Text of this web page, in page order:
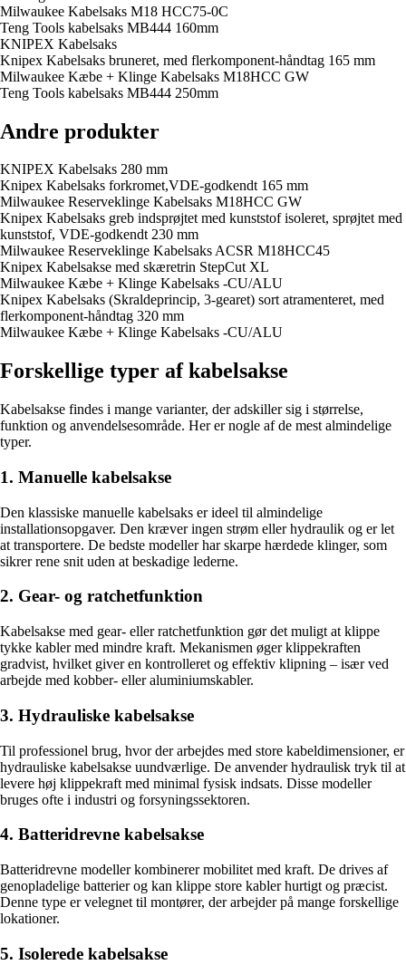
Milwaukee Kabelsaks M18 HCC75-0C
Teng Tools kabelsaks MB444 160mm
KNIPEX Kabelsaks
Knipex Kabelsaks bruneret, med flerkomponent-håndtag 165 mm
Milwaukee Kæbe + Klinge Kabelsaks M18HCC GW
Teng Tools kabelsaks MB444 250mm
Andre produkter
KNIPEX Kabelsaks 280 mm
Knipex Kabelsaks forkromet,VDE-godkendt 165 mm
Milwaukee Reserveklinge Kabelsaks M18HCC GW
Knipex Kabelsaks greb indsprøjtet med kunststof isoleret, sprøjtet med
kunststof, VDE-godkendt 230 mm
Milwaukee Reserveklinge Kabelsaks ACSR M18HCC45
Knipex Kabelsakse med skæretrin StepCut XL
Milwaukee Kæbe + Klinge Kabelsaks -CU/ALU
Knipex Kabelsaks (Skraldeprincip, 3-gearet) sort atramenteret, med
flerkomponent-håndtag 320 mm
Milwaukee Kæbe + Klinge Kabelsaks -CU/ALU
Forskellige typer af kabelsakse
Kabelsakse findes i mange varianter, der adskiller sig i størrelse,
funktion og anvendelsesområde. Her er nogle af de mest almindelige
typer.
1. Manuelle kabelsakse
Den klassiske manuelle kabelsaks er ideel til almindelige
installationsopgaver. Den kræver ingen strøm eller hydraulik og er let
at transportere. De bedste modeller har skarpe hærdede klinger, som
sikrer rene snit uden at beskadige lederne.
2. Gear- og ratchetfunktion
Kabelsakse med gear- eller ratchetfunktion gør det muligt at klippe
tykke kabler med mindre kraft. Mekanismen øger klippekraften
gradvist, hvilket giver en kontrolleret og effektiv klipning – især ved
arbejde med kobber- eller aluminiumskabler.
3. Hydrauliske kabelsakse
Til professionel brug, hvor der arbejdes med store kabeldimensioner, er
hydrauliske kabelsakse uundværlige. De anvender hydraulisk tryk til at
levere høj klippekraft med minimal fysisk indsats. Disse modeller
bruges ofte i industri og forsyningssektoren.
4. Batteridrevne kabelsakse
Batteridrevne modeller kombinerer mobilitet med kraft. De drives af
genopladelige batterier og kan klippe store kabler hurtigt og præcist.
Denne type er velegnet til montører, der arbejder på mange forskellige
lokationer.
5. Isolerede kabelsakse